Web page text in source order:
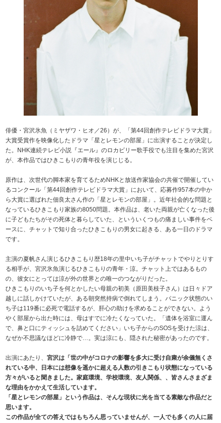
俳優・宮沢氷魚（ミヤザワ・ヒオ／26）が、「第44回創作テレビドラマ大賞」
大賞受賞作を映像化したドラマ「星とレモンの部屋」に出演することが決定し
た。NHK連続テレビ小説『エール』のロカビリー歌手役でも注目を集めた宮沢
が、本作品ではひきこもりの青年役を演じじる。
原作は、次世代の脚本家を育てるためNHKと放送作家協会の共催で開催してい
るコンクール「第44回創作テレビドラマ大賞」において、応募作957本の中か
ら大賞に選ばれた佃良太さん作の「星とレモンの部屋」。近年社会的な問題と
なっているひきこもり家族の8050問題。本作品は、老いた両親が亡くなった後
に子どもたちがその死体と暮らしていた、といういくつもの痛ましい事件をベ
ースに、チャットで知り合ったひきこもりの男女に起きる、ある一日のドラマ
です。
主演の夏帆さん演じるひきこもり歴18年の里中いち子がチャットでやりとりす
る相手が、宮沢氷魚演じるひきこもりの青年・涼。チャット上ではあるもの
の、彼女にとっては涼が外の世界との唯一のつながりだった。
ひきこもりのいち子を何とかしたい母親の初美（原田美枝子さん）は日々ドア
越しに話しかけていたが、ある朝突然持病で倒れてしまう。パニック状態のい
ち子は119番に必死で電話するが、肝心の助けを求めることができない。よう
やく部屋から出た時には、母はすでに冷たくなっていた。「遺体を浴室に運ん
で、鼻と口にティッシュを詰めてください」いち子からのSOSを受けた涼は、
なぜか不思議なほどに冷静で…。実は涼にも、隠された秘密があったのです。
出演にあたり、宮沢は「世の中がコロナの影響を多大に受け自粛が余儀無くさ
れている中、日本には想像を遥かに超える人数の引きこもり状態になっている
方々がいると聞きました。家庭環境、学校環境、友人関係、、皆さんさまざま
な理由をかかえて生活しています。
「星とレモンの部屋」という作品は、そんな現状に光を当てる素敵な作品だと
思います。
この作品が全ての答えではもちろん思っていませんが、一人でも多くの人に届